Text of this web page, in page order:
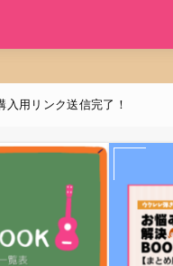
入用リンク送信完了！